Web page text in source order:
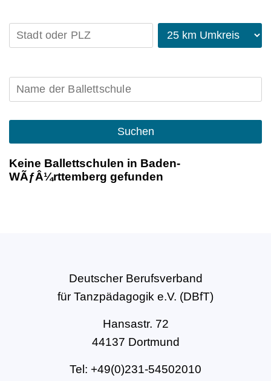
Suchen
Keine Ballettschulen in Baden-
WÃƒÂ¼rttemberg gefunden
Deutscher Berufsverband
für Tanzpädagogik e.V. (DBfT)
Hansastr. 72
44137 Dortmund
Tel: +49(0)231-54502010